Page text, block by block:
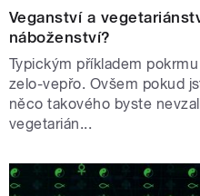
Veganství a
náboženství?
Typickým příkladem
zelo-vepřo. Ovšem pokud
něco takového byste
vegetarián...